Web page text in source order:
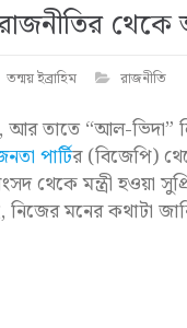
থেকে
তন্ময় ইব্রাহিম রাজনীতি
তাতে “আল-ভিদা”
পার্টির (বিজেপি)
থেকে মন্ত্রী হওয়া
মনের কথাটা